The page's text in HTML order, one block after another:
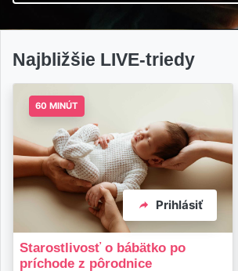
Najbližšie LIVE-triedy
60 MINÚT
Prihlásiť
Starostlivosť o bábätko po
príchode z pôrodnice